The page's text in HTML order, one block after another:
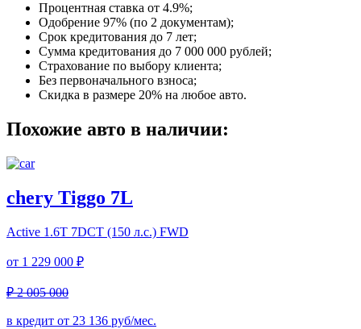
Процентная ставка от 4.9%;
Одобрение 97% (по 2 документам);
Срок кредитования до 7 лет;
Сумма кредитования до 7 000 000 рублей;
Страхование по выбору клиента;
Без первоначального взноса;
Скидка в размере 20% на любое авто.
Похожие авто в наличии:
chery Tiggo 7L
Active 1.6T 7DCT (150 л.с.) FWD
от 1 229 000 ₽
₽ 2 005 000
в кредит от 23 136 руб/мес.